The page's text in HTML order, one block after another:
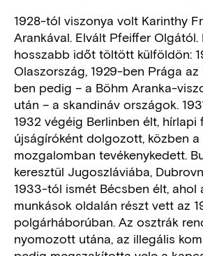
1928-tól viszonya volt Karinthy
Arankával. Elvált Pfeiffer Olgától.
hosszabb időt töltött külföldön:
Olaszország, 1929-ben Prága
ben pedig – a Böhm Aranka-
után – a skandináv országok.
1932 végéig Berlinben élt, hírlapi
újságíróként dolgozott, közben a
mozgalomban tevékenykedett.
keresztül Jugoszláviába,
1933-tól ismét Bécsben élt, ahol
munkások oldalán részt vett az
polgárháborúban. Az osztrák
nyomozott utána, az illegális